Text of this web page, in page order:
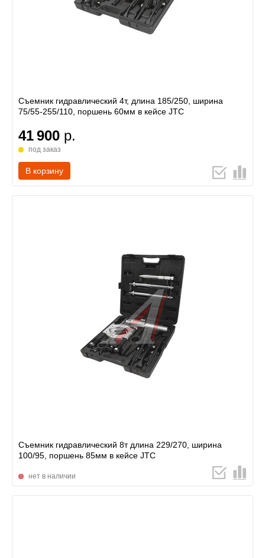
Съемник гидравлический 4т, длина 185/250, ширина
75/55-255/110, поршень 60мм в кейсе JTC
41 900 р.
под заказ
В корзину
Съемник гидравлический 8т длина 229/270, ширина
100/95, поршень 85мм в кейсе JTC
нет в наличии